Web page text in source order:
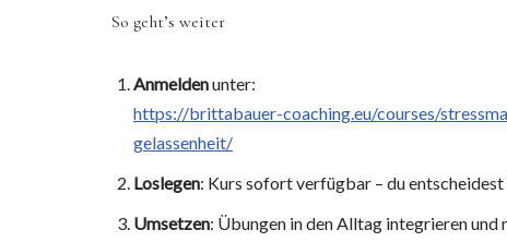
So geht’s weiter
Anmeldenunter:
https://brittabauer-coaching.eu/courses/
gelassenheit/
Loslegen: Kurs sofort verfügbar – du entscheidest
Umsetzen: Übungen in den Alltag integrieren